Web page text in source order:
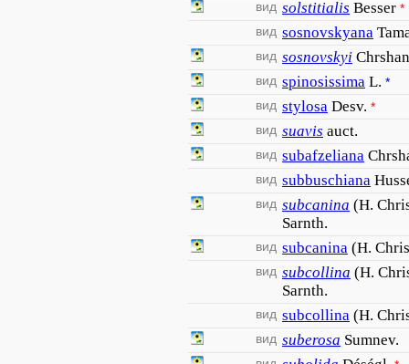
вид solstitialis Besser *
вид sosnovskyana
вид sosnovskyi
вид spinosissima L. *
вид stylosa Desv. *
вид suavis auct.
вид subafzeliana
вид subbuschiana
вид subcanina (H.
Sarnth.
вид subcanina (H.
вид subcollina (H.
Sarnth.
вид subcollina (H.
вид suberosa Sumnev.